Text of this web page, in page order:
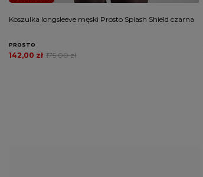
Koszulka longsleeve męski Prosto Splash Shield czarna
PROSTO
175,00 zł
142,00 zł